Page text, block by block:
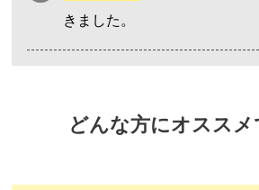
きました。
どんな方にオススメ